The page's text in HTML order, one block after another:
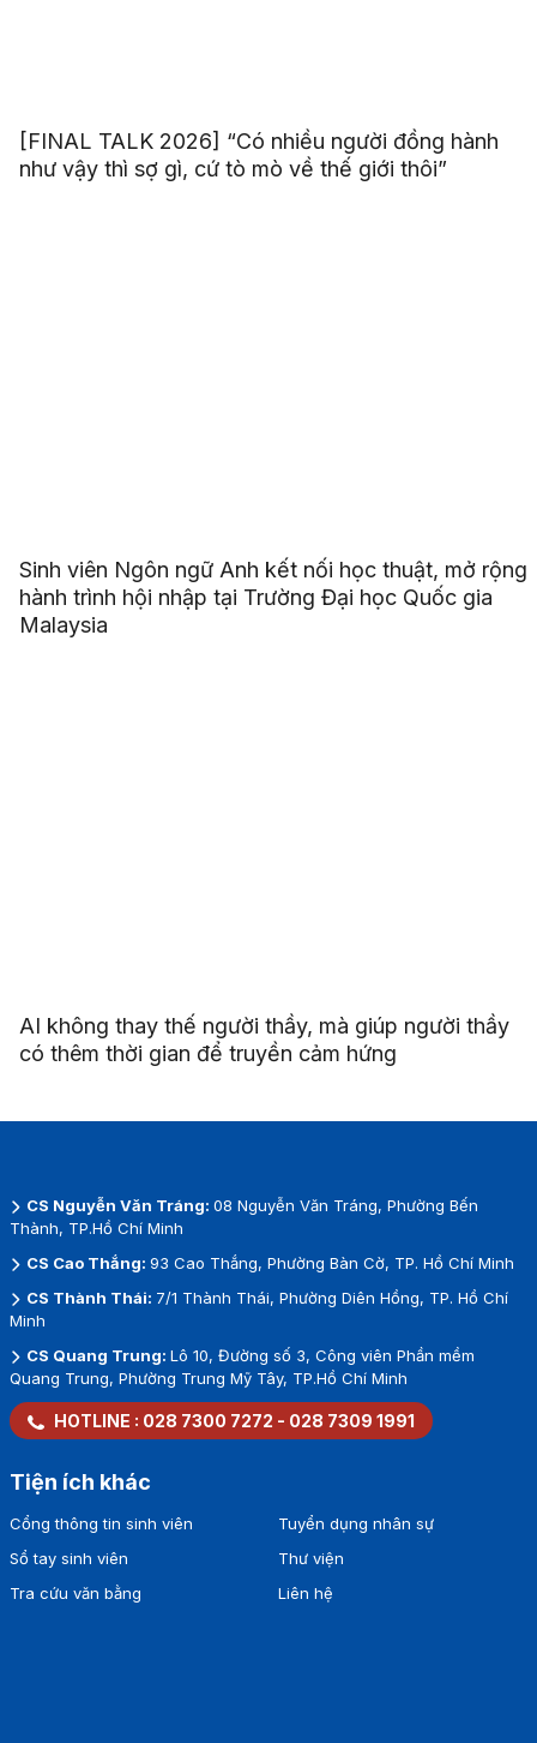
[FINAL TALK 2026] “Có nhiều người đồng hành
như vậy thì sợ gì, cứ tò mò về thế giới thôi”
Sinh viên Ngôn ngữ Anh kết nối học thuật, mở rộng
hành trình hội nhập tại Trường Đại học Quốc gia
Malaysia
AI không thay thế người thầy, mà giúp người thầy
có thêm thời gian để truyền cảm hứng
CS Nguyễn Văn Tráng: 08 Nguyễn Văn Tráng, Phường Bến
Thành, TP.Hồ Chí Minh
CS Cao Thắng: 93 Cao Thắng, Phường Bàn Cờ, TP. Hồ Chí Minh
CS Thành Thái: 7/1 Thành Thái, Phường Diên Hồng, TP. Hồ Chí
Minh
CS Quang Trung: Lô 10, Đường số 3, Công viên Phần mềm
Quang Trung, Phường Trung Mỹ Tây, TP.Hồ Chí Minh
HOTLINE : 028 7300 7272 - 028 7309 1991
Tiện ích khác
Cổng thông tin sinh viên
Sổ tay sinh viên
Tra cứu văn bằng
Tuyển dụng nhân sự
Thư viện
Liên hệ